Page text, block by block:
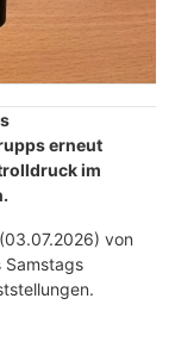
erneut
im
von
Samstags